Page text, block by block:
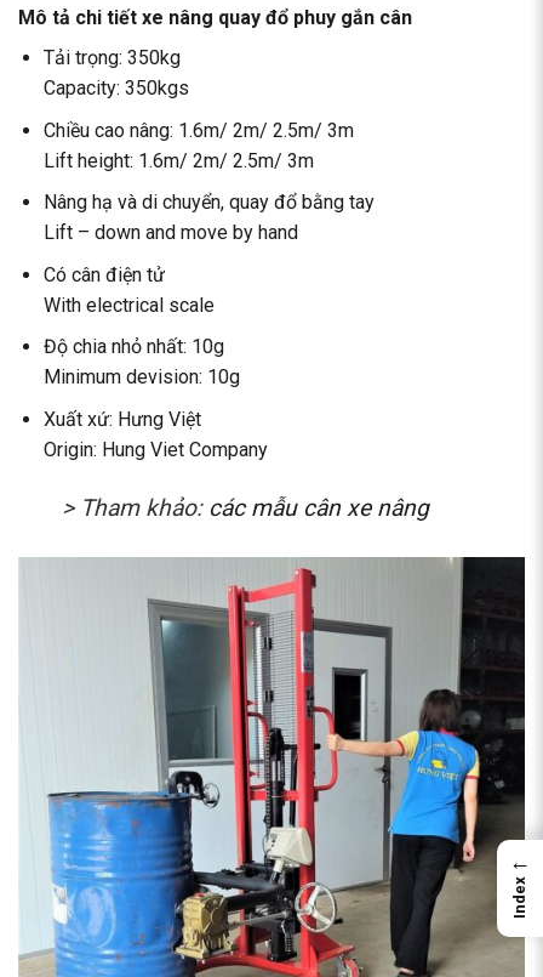
Mô tả chi tiết xe nâng quay đổ phuy gắn cân
Tải trọng: 350kg
Capacity: 350kgs
Chiều cao nâng: 1.6m/ 2m/ 2.5m/ 3m
Lift height: 1.6m/ 2m/ 2.5m/ 3m
Nâng hạ và di chuyển, quay đổ bằng tay
Lift – down and move by hand
Có cân điện tử
With electrical scale
Độ chia nhỏ nhất: 10g
Minimum devision: 10g
Xuất xứ: Hưng Việt
Origin: Hung Viet Company
> Tham khảo: các mẫu cân xe nâng
←
Index